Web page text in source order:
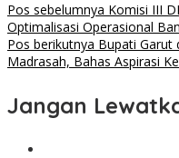
Pos sebelumnya Komisi III
Optimalisasi Operasional
Pos berikutnya ‎Bupati Garut
Madrasah, Bahas Aspirasi
Jangan